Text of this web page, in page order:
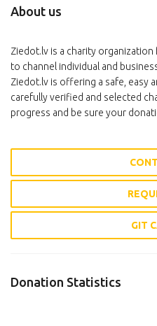
About us
Ziedot.lv is a charity
to channel individual and
Ziedot.lv is offering a safe, easy
carefully verified and selected
progress and be sure your
GIT
Donation Statistics